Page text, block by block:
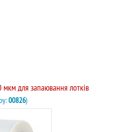
для запаювання лотків
00826)